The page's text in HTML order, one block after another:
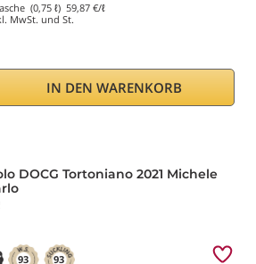
(0,75 ℓ) 59,87 €/ℓ
MwSt. und St.
IN DEN WARENKORB
DOCG Tortoniano 2021 Michele
93 93